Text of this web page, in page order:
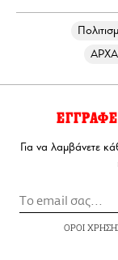
Για να λαμβάνετε
ΟΡΟΙ